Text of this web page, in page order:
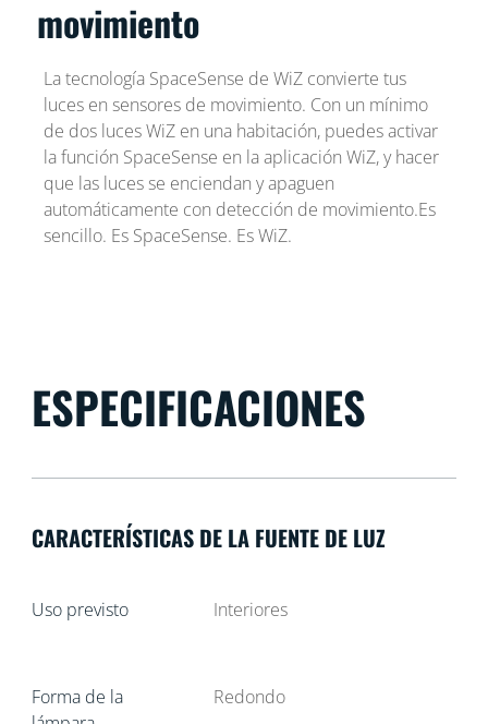
movimiento
La tecnología SpaceSense de WiZ convierte tus
luces en sensores de movimiento. Con un mínimo
de dos luces WiZ en una habitación, puedes activar
la función SpaceSense en la aplicación WiZ, y hacer
que las luces se enciendan y apaguen
automáticamente con detección de movimiento.Es
sencillo. Es SpaceSense. Es WiZ.
ESPECIFICACIONES
CARACTERÍSTICAS DE LA FUENTE DE LUZ
Uso previsto Interiores
Forma de la
Redondo